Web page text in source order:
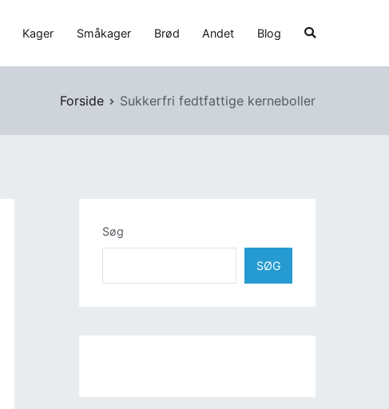
Kager Småkager Brød Andet Blog
Forside Sukkerfri fedtfattige kerneboller
Søg
SØG